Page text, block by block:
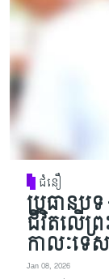
ជំនឿ
ប្រធានបទ
ជីវិតលើព្រ
កាលៈទ
Jan 08, 2026